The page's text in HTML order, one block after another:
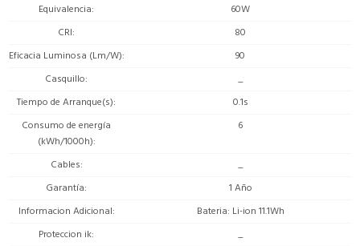
Equivalencia
60W
CRI
80
Eficacia Luminosa (Lm/W)
90
Casquillo
_
Tiempo de Arranque(s)
0.1s
Consumo de energía
(kWh/1000h)
6
Cables
_
Garantía
1 Año
Informacion Adicional
Bateria: Li-ion 11.1Wh
Proteccion ik
_